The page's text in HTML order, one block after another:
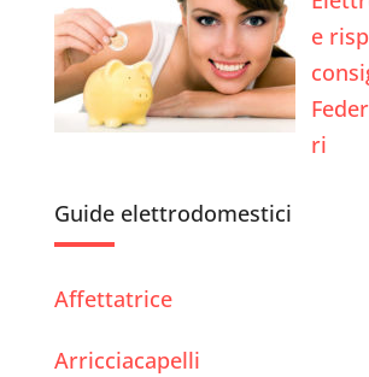
e
ri
Guide elettrodomestici
Affettatrice
Arricciacapelli